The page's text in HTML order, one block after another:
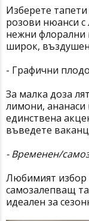
Изберете
розови нюанси
нежни флорални
широк,
- Графични
За малка доза
лимони, ананаси
единствена
въведете
- Временен/
Любимият избор
самозалепващ
идеален за